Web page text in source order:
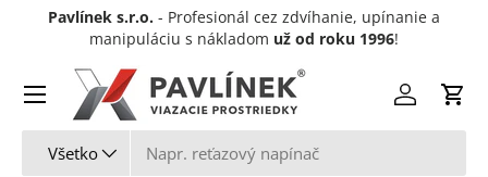
Preskočiť na obsah
Pavlínek s.r.o. - Profesionál cez zdvíhanie, upínanie a
manipuláciu s nákladom už od roku 1996!
Všetko
Prihlásiť sa
Menu